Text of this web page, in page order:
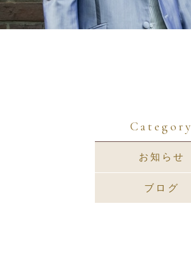
Category
お知らせ
ブログ